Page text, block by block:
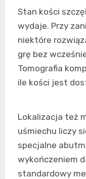
Stan kości
wydaje. Przy
niektóre
grę bez
Tomografia
ile kości jest
Lokalizacja też
uśmiechu liczy
specjalne
wykończeniem
standardowy